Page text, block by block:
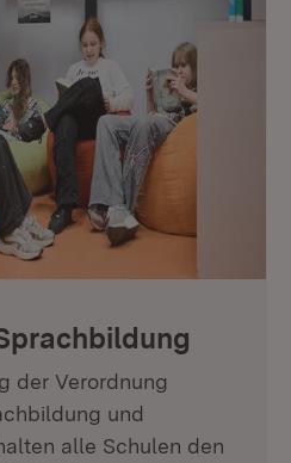
der Verordnung
und
alle Schulen den